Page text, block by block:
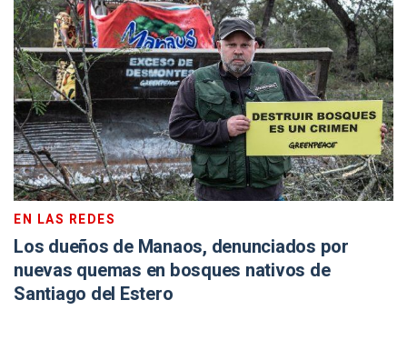
EN LAS REDES
Los dueños de Manaos, denunciados por
nuevas quemas en bosques nativos de
Santiago del Estero